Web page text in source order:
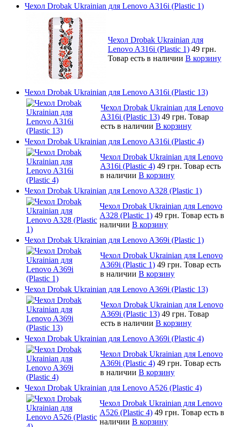
Чехол Drobak Ukrainian для Lenovo A316i (Plastic 1)
Чехол Drobak Ukrainian для
Lenovo A316i (Plastic 1) 49 грн.
Товар есть в наличии В корзину
Чехол Drobak Ukrainian для Lenovo A316i (Plastic 13)
Чехол Drobak Ukrainian для Lenovo
A316i (Plastic 13) 49 грн. Товар
есть в наличии В корзину
Чехол Drobak Ukrainian для Lenovo A316i (Plastic 4)
Чехол Drobak Ukrainian для Lenovo
A316i (Plastic 4) 49 грн. Товар есть
в наличии В корзину
Чехол Drobak Ukrainian для Lenovo A328 (Plastic 1)
Чехол Drobak Ukrainian для Lenovo
A328 (Plastic 1) 49 грн. Товар есть в
наличии В корзину
Чехол Drobak Ukrainian для Lenovo A369i (Plastic 1)
Чехол Drobak Ukrainian для Lenovo
A369i (Plastic 1) 49 грн. Товар есть
в наличии В корзину
Чехол Drobak Ukrainian для Lenovo A369i (Plastic 13)
Чехол Drobak Ukrainian для Lenovo
A369i (Plastic 13) 49 грн. Товар
есть в наличии В корзину
Чехол Drobak Ukrainian для Lenovo A369i (Plastic 4)
Чехол Drobak Ukrainian для Lenovo
A369i (Plastic 4) 49 грн. Товар есть
в наличии В корзину
Чехол Drobak Ukrainian для Lenovo A526 (Plastic 4)
Чехол Drobak Ukrainian для Lenovo
A526 (Plastic 4) 49 грн. Товар есть в
наличии В корзину